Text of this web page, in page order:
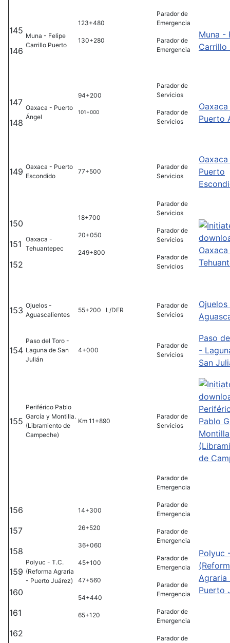
145
146
Muna - Felipe
Carrillo Puerto
123+480
130+280
Parador de
Emergencia
Parador de
Emergencia
Muna -
Carrillo
147
148
Oaxaca - Puerto
Ángel
94+200
101+000
Parador de
Servicios
Parador de
Servicios
Puerto
149 Oaxaca - Puerto
Escondido
77+500
Parador de
Servicios
Puerto
150
151
152
Oaxaca -
Tehuantepec
18+700
20+050
249+800
Parador de
Servicios
Parador de
Servicios
Parador de
Servicios
153 Ojuelos -
Aguascalientes
55+200 L/DER
Parador de
Servicios
154
Paso del Toro -
Laguna de San
Julián
4+000
Parador de
Servicios
Paso
-
San
155
Periférico Pablo
García y Montilla.
(Libramiento de
Campeche)
Km 11+890
Parador de
Servicios
Pablo
de
156
157
158
159
160
161
162
Polyuc - T.C.
(Reforma Agraria
- Puerto Juárez)
14+300
26+520
36+060
45+100
47+560
54+440
65+120
Parador de
Emergencia
Parador de
Emergencia
Parador de
Emergencia
Parador de
Emergencia
Parador de
Emergencia
Parador de
Emergencia
Parador de
Polyuc
Agraria
Puerto